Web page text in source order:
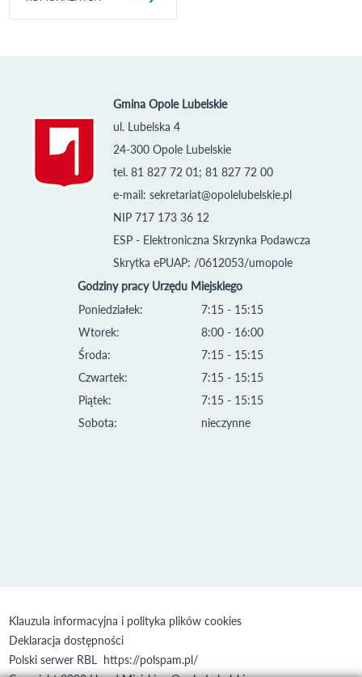
Gmina Opole Lubelskie
ul. Lubelska 4
24-300 Opole Lubelskie
tel. 81 827 72 01; 81 827 72 00
e-mail: sekretariat@opolelubelskie.pl
NIP 717 173 36 12
ESP - Elektroniczna Skrzynka Podawcza
Skrytka ePUAP: /0612053/umopole
Godziny pracy Urzędu Miejskiego
Poniedziałek:
Wtorek:
Środa:
Czwartek:
Piątek:
Sobota:
7:15 - 15:15
8:00 - 16:00
7:15 - 15:15
7:15 - 15:15
7:15 - 15:15
nieczynne
Klauzula informacyjna i polityka plików cookies
Deklaracja dostępności
Polski serwer RBL https://polspam.pl/